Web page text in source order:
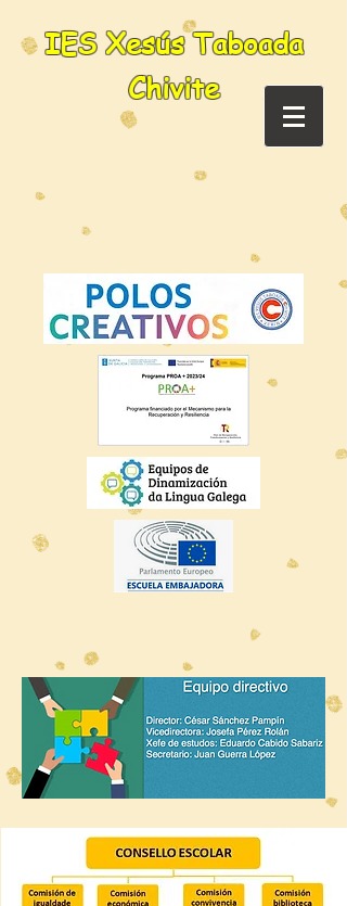
IES Xesús Taboada
Chivite